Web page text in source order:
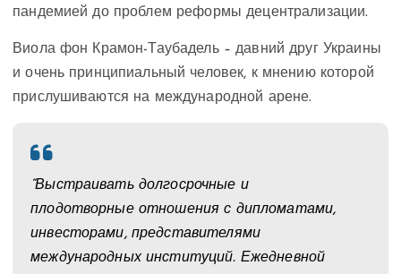
пандемией до проблем реформы децентрализации.
Виола фон Крамон-Таубадель – давний друг Украины
и очень принципиальный человек, к мнению которой
прислушиваются на международной арене.
“Выстраивать долгосрочные и
плодотворные отношения с дипломатами,
инвесторами, представителями
международных институций. Ежедневной